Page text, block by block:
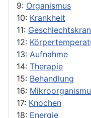
9: Organismus
10: Krankheit
11:
12:
13: Aufnahme
14: Therapie
15: Behandlung
16:
17: Knochen
18: Energie